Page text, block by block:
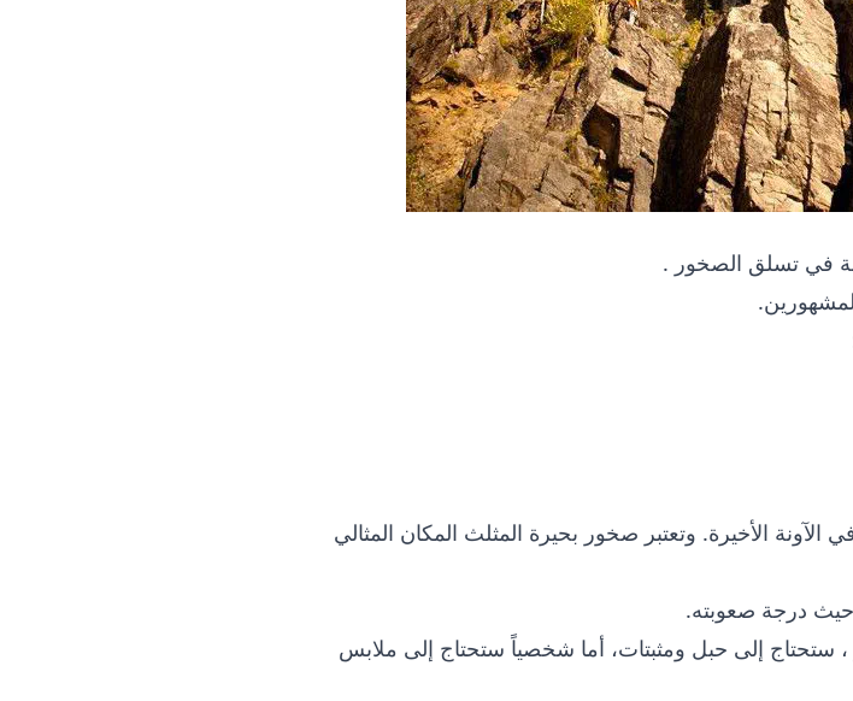
في تسلق الصخور .
الآونة الأخيرة. وتعتبر صخور بحيرة المثلث المكان المثالي
، ستحتاج إلى حبل ومثبتات، أما شخصياً ستحتاج إلى ملابس